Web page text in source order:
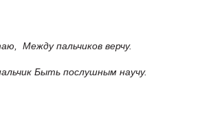
Между пальчиков верчу.
Быть послушным научу.